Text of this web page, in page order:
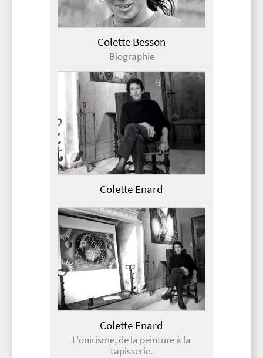
Colette Besson
Biographie
Colette Enard
Colette Enard
L'onirisme, de la peinture à la
tapisserie.